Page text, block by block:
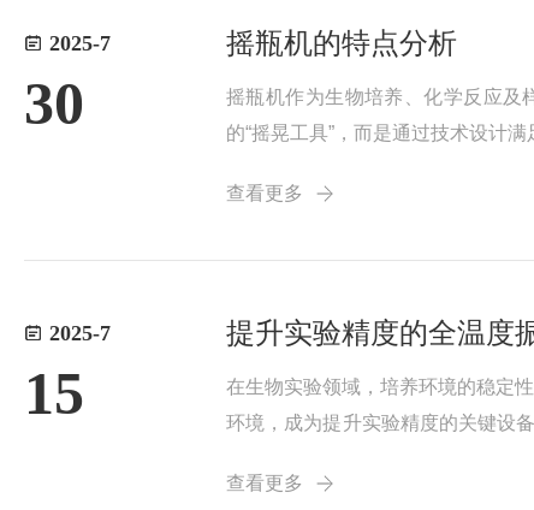
2025-7
30
摇瓶机的特点分析
摇瓶机作为生物培养、化学反应及
的“摇晃工具”，而是通过技术设计
大肠杆菌摇...
查看更多
2025-7
15
提升实验精度的全温度
在生物实验领域，培养环境的稳定
环境，成为提升实验精度的关键设
2、​​智...
查看更多